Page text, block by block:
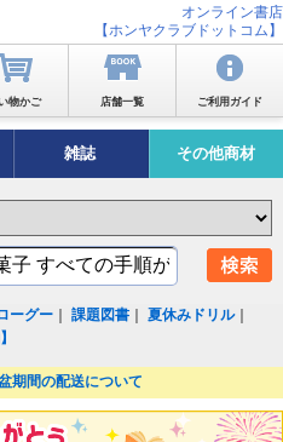
オンライン書店
【ホンヤクラブドットコム】
物かご 店舗一覧 ご利用ガイド
雑誌 その他商材
ーグー ｜課題図書 ｜夏休みドリル｜
期間の配送について